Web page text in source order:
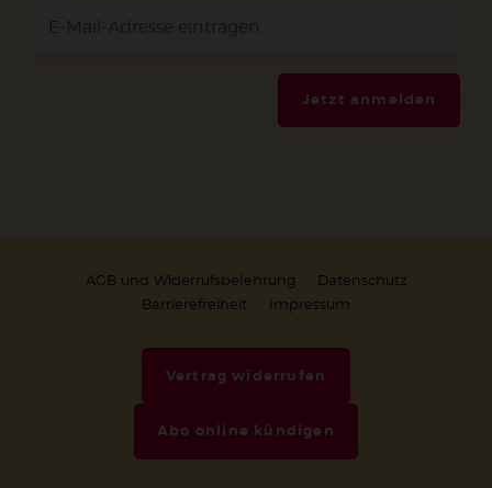
Jetzt anmelden
AGB und Widerrufsbelehrung
Datenschutz
Barrierefreiheit
Impressum
Vertrag widerrufen
Abo online kündigen